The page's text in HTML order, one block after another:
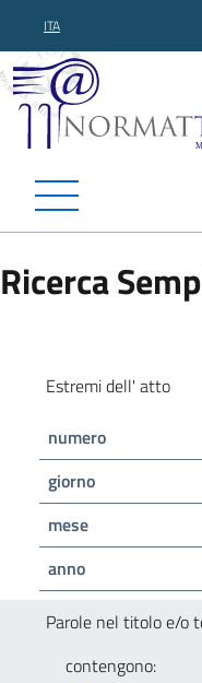
ITA
Ricerca
Estremi dell' atto
numero
giorno
mese
anno
Parole nel titolo e/o
contengono: